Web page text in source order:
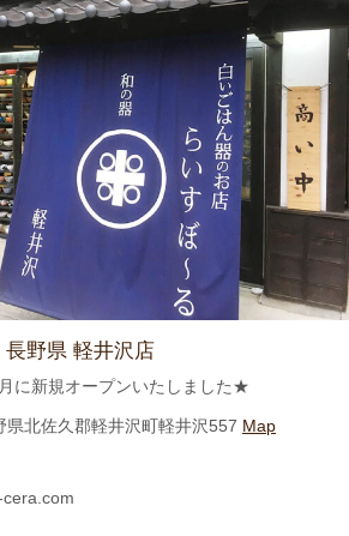
た≫ 2021年7月12日 CBCテレビ まちイ
井市・専門店』巡りで TKOの木本武宏さ
らいすぼーる 春日井店にいらっしゃい
た≫ 2021年7月8日 CBCラジオ ドラ魂
コーナーに 白いごはん器のお店 らいす
した。
た≫ 2021年5月18日 CBCテレビ チャン
用術』コーナーに 白いごはん器のお店
紹介されました。
長野県 軽井沢店
に新規オープンいたしました★
県北佐久郡軽井沢町軽井沢557 Map